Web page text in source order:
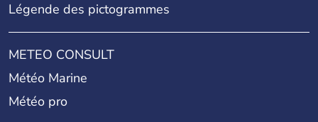
Légende des pictogrammes
METEO CONSULT
Météo Marine
Météo pro